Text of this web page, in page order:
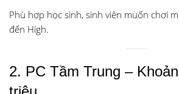
Phù hợp học sinh, sinh viên muốn chơi
đến High.
2. PC Tầm Trung –